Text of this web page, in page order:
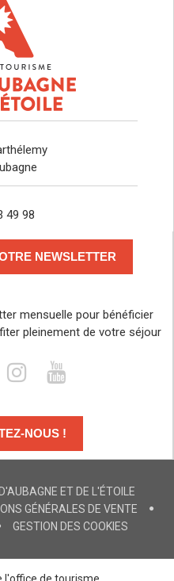
49 98
NEWSLETTER
mensuelle pour bénéficier
pleinement de votre séjour
NOUS !
ET DE L'ÉTOILE
GÉNÉRALES DE VENTE
GESTION DES COOKIES